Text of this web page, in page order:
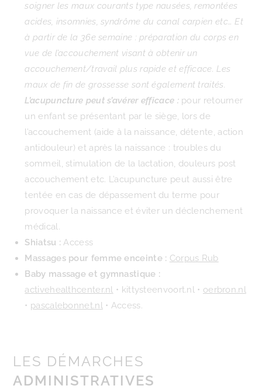
soigner les maux courants type nausées, remontées
acides, insomnies, syndrôme du canal carpien etc… Et
à partir de la 36e semaine : préparation du corps en
vue de l’accouchement visant à obtenir un
accouchement/travail plus rapide et efficace. Les
maux de fin de grossesse sont également traités.
L’acupuncture peut s’avérer efficace :pour retourner
un enfant se présentant par le siège, lors de
l’accouchement (aide à la naissance, détente, action
antidouleur) et après la naissance : troubles du
sommeil, stimulation de la lactation, douleurs post
accouchement etc. L’acupuncture peut aussi être
tentée en cas de dépassement du terme pour
provoquer la naissance et éviter un déclenchement
médical.
Shiatsu :Access
Massages pour femme enceinte : Corpus Rub
Baby massage et gymnastique :
activehealthcenter.nl • kittysteenvoort.nl • oerbron.nl
• pascalebonnet.nl• Access.
LES DÉMARCHES
ADMINISTRATIVES